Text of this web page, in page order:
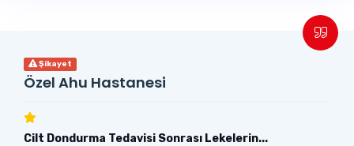
Şikayet
Özel Ahu Hastanesi
Cilt Dondurma Tedavisi Sonrası Lekelerin...